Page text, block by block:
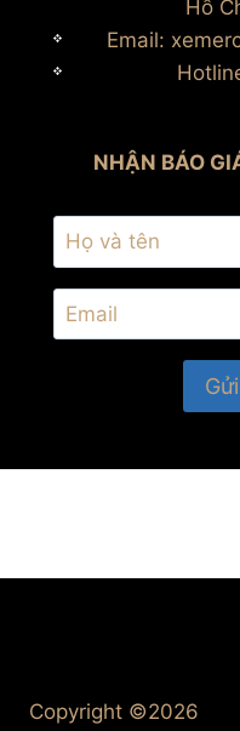
Hồ
Email:
NHẬN BÁO
Copyright ©2026